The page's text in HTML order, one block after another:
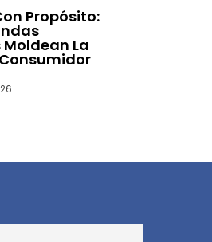
Propósito:
La